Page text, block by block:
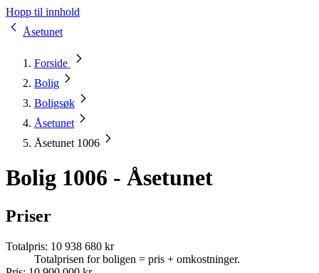
Hopp til innhold
Åsetunet
Forside
Bolig
Boligsøk
Åsetunet
Åsetunet 1006
Bolig 1006 - Åsetunet
Priser
Totalpris: 10 938 680 kr
Totalprisen for boligen = pris + omkostninger.